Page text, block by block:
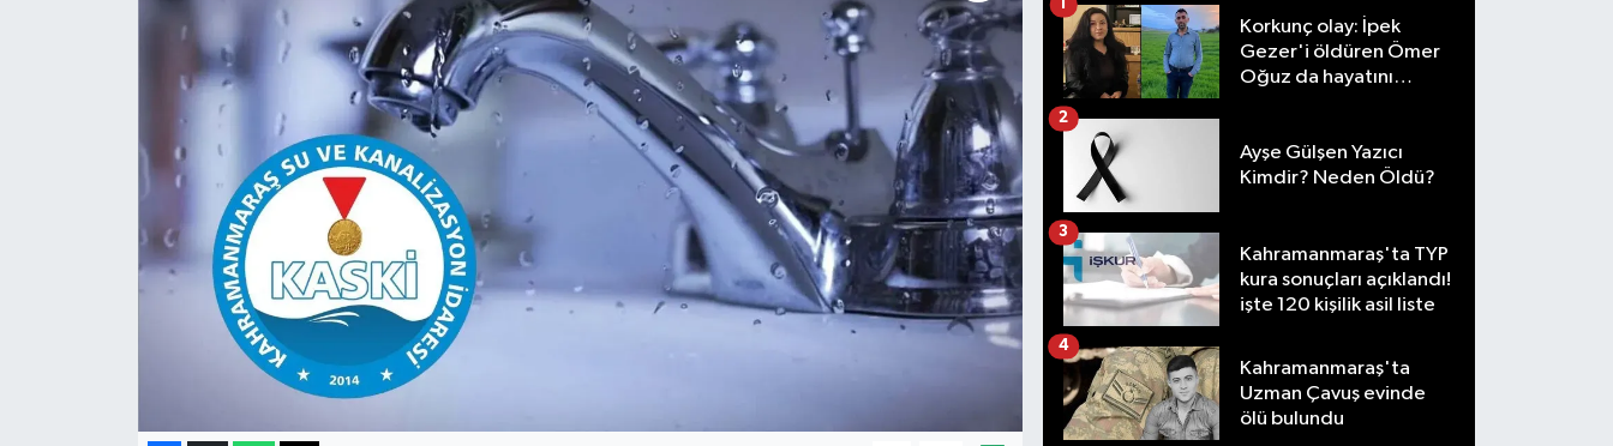
Korkunç olay: İpek
Gezer'i öldüren Ömer
Oğuz da hayatını
1
Ayşe Gülşen Yazıcı
Kimdir? Neden Öldü?
2
Kahramanmaraş'ta TYP
kura sonuçları açıklandı!
işte 120 kişilik asil liste
3
Kahramanmaraş'ta
Uzman Çavuş evinde
ölü bulundu
4
Haberde İnsan
Manşet Altı